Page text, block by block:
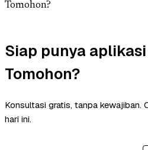
Tomohon?
Siap punya
Tomohon?
Konsultasi gratis, tanpa kewajiban.
hari ini.